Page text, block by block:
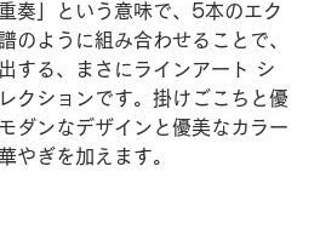
奏」という意味で、5本のエク
のように組み合わせることで、
する、まさにラインアート シ
クションです。掛けごこちと優
ダンなデザインと優美なカラー
やぎを加えます。